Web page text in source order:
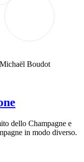
dello Champagne e
in modo diverso.